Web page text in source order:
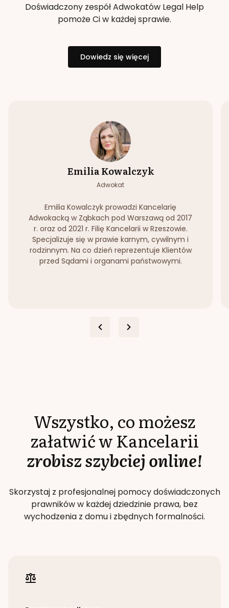
Doświadczony zespół Adwokatów Legal Help
pomoże Ci w każdej sprawie.
Dowiedz się więcej
Emilia Kowalczyk
Adwokat
Emilia Kowalczyk prowadzi Kancelarię
Adwokacką w Ząbkach pod Warszawą od 2017
r. oraz od 2021 r. Filię Kancelarii w Rzeszowie.
Specjalizuje się w prawie karnym, cywilnym i
rodzinnym. Na co dzień reprezentuje Klientów
przed Sądami i organami państwowymi.
Wszystko, co możesz
załatwić w Kancelarii
zrobisz szybciej online!
Skorzystaj z profesjonalnej pomocy doświadczonych
prawników w każdej dziedzinie prawa, bez
wychodzenia z domu i zbędnych formalności.